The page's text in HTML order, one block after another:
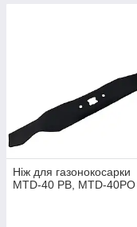
Ніж для газонокосарки
MTD-40 PB, MTD-40PO